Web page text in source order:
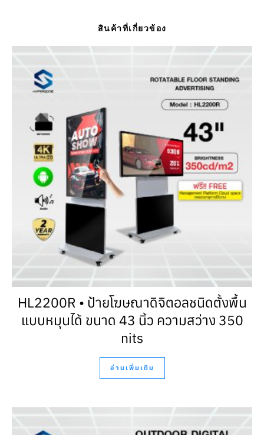
สินค้าที่เกี่ยวข้อง
HL2200R • ป้ายโฆษณาดิจิตอลชนิดตั้งพื้น
แบบหมุนได้ ขนาด 43 นิ้ว ความสว่าง 350
nits
อ่านเพิ่มเติม